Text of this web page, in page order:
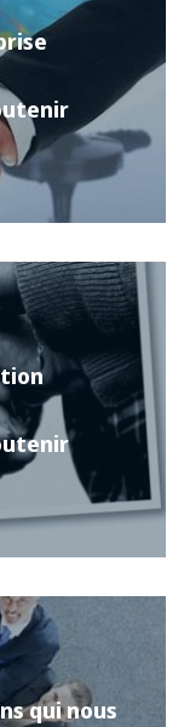
qui nous